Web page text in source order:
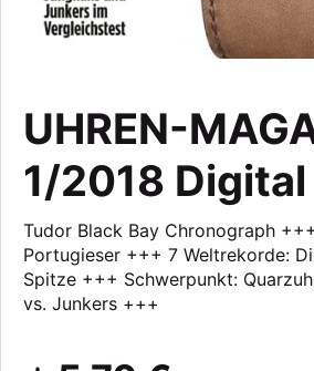
UHREN-
1/2018 Digital
Tudor Black Bay Chronograph
Portugieser +++ 7 Weltrekorde:
Spitze +++ Schwerpunkt:
vs. Junkers +++